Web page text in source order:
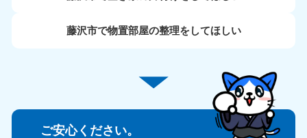
藤沢市で物置部屋の整理をしてほしい
ご安心ください。